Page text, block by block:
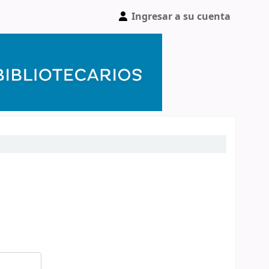
Ingresar a su cuenta